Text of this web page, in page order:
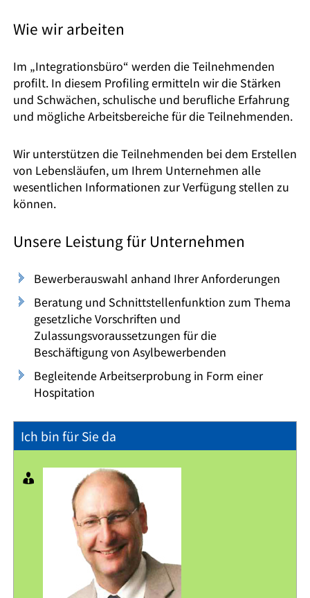
Wie wir arbeiten
Im „Integrationsbüro“ werden die Teilnehmenden
profilt. In diesem Profiling ermitteln wir die Stärken
und Schwächen, schulische und berufliche Erfahrung
und mögliche Arbeitsbereiche für die Teilnehmenden.
Wir unterstützen die Teilnehmenden bei dem Erstellen
von Lebensläufen, um Ihrem Unternehmen alle
wesentlichen Informationen zur Verfügung stellen zu
können.
Unsere Leistung für Unternehmen
Bewerberauswahl anhand Ihrer Anforderungen
Beratung und Schnittstellenfunktion zum Thema
gesetzliche Vorschriften und
Zulassungsvoraussetzungen für die
Beschäftigung von Asylbewerbenden
Begleitende Arbeitserprobung in Form einer
Hospitation
Ich bin für Sie da